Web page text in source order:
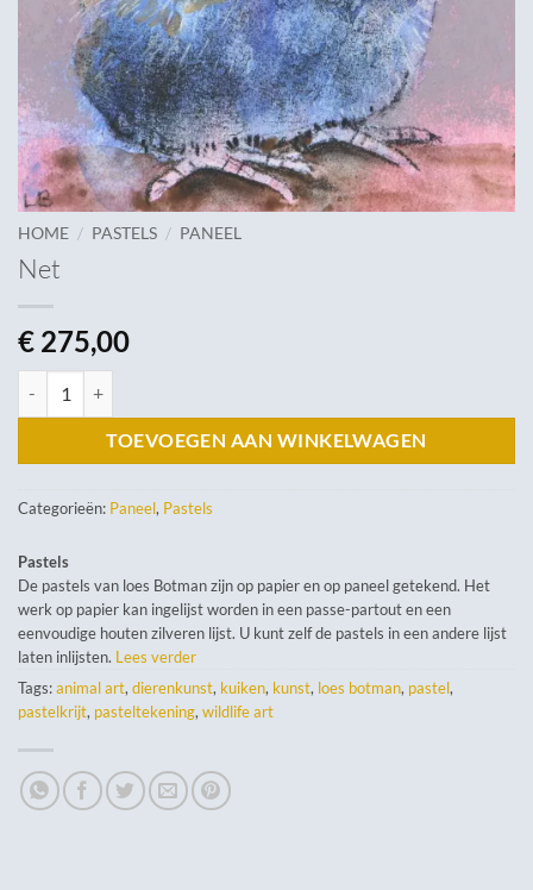
HOME / PASTELS / PANEEL
Net
€ 275,00
TOEVOEGEN AAN WINKELWAGEN
Categorieën: Paneel, Pastels
Pastels
De pastels van loes Botman zijn op papier en op paneel getekend. Het
werk op papier kan ingelijst worden in een passe-partout en een
eenvoudige houten zilveren lijst. U kunt zelf de pastels in een andere lijst
laten inlijsten. Lees verder
Tags:animal art, dierenkunst, kuiken, kunst, loes botman, pastel,
pastelkrijt, pasteltekening, wildlife art